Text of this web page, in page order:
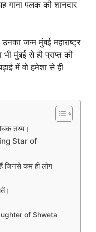
गाना पलक की शानदार
जन्म मुंबई महाराष्ट्र
मुंबई से ही प्राप्त की
में वो हमेशा से ही
तथ्य।
Star of
जिनसे कम ही लोग
of Shweta